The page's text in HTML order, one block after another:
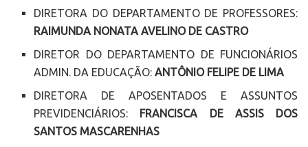
DIRETORA DO DEPARTAMENTO DE PROFESSORES:
RAIMUNDA NONATA AVELINO DE CASTRO
DIRETOR DO DEPARTAMENTO DE FUNCIONÁRIOS
ADMIN. DA EDUCAÇÃO:ANTÔNIO FELIPE DE LIMA
DIRETORA DE APOSENTADOS E ASSUNTOS
PREVIDENCIÁRIOS: FRANCISCA DE ASSIS DOS
SANTOS MASCARENHAS